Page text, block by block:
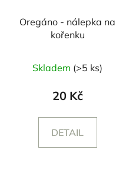
Oregáno - nálepka na
kořenku
Skladem (>5 ks)
20 Kč
DETAIL